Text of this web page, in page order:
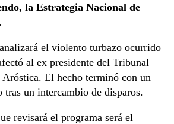
la Estrategia Nacional de
el violento turbazo ocurrido
al ex presidente del Tribunal
Aróstica. El hecho terminó con un
un intercambio de disparos.
revisará el programa será el